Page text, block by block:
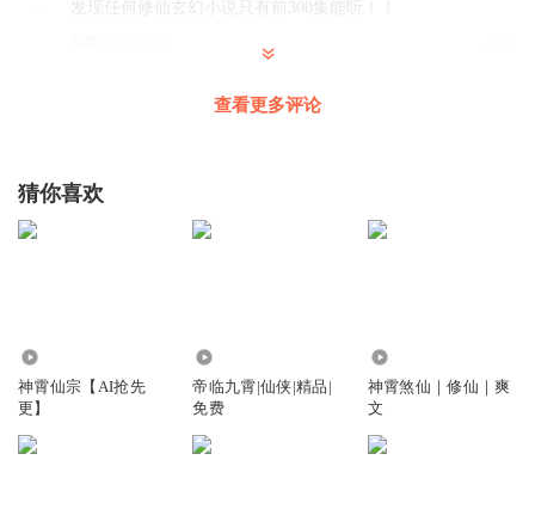
回复
查看更多评论
猜你喜欢
神霄仙宗【AI抢先
更】
帝临九霄|仙侠|精品|
免费
神霄煞仙｜修仙｜爽
文